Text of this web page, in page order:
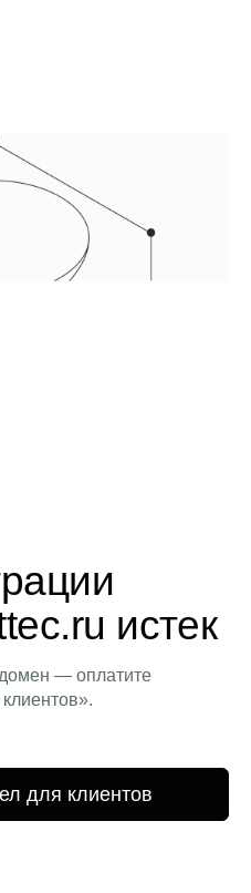
истек
— оплатите
для клиентов